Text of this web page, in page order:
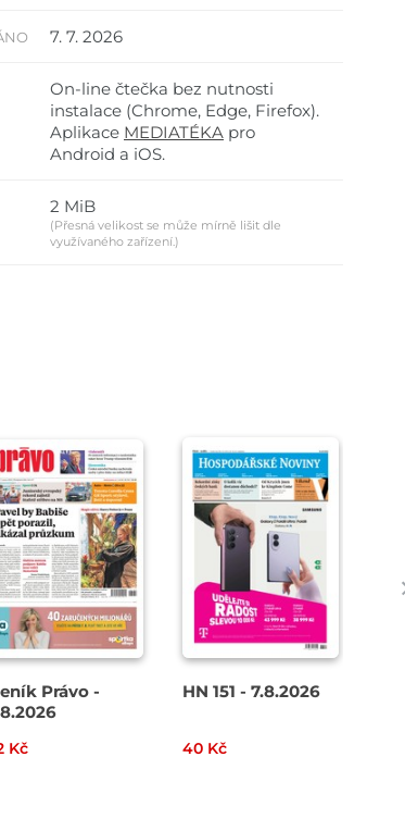
7. 7. 2026
On-line čtečka bez nutnosti
instalace (Chrome, Edge, Firefox).
Aplikace MEDIATÉKA pro
Android a iOS.
2 MiB
(Přesná velikost se může mírně lišit dle
využívaného zařízení.)
Právo -
Kč
HN 151 - 7.8.2026
40 Kč